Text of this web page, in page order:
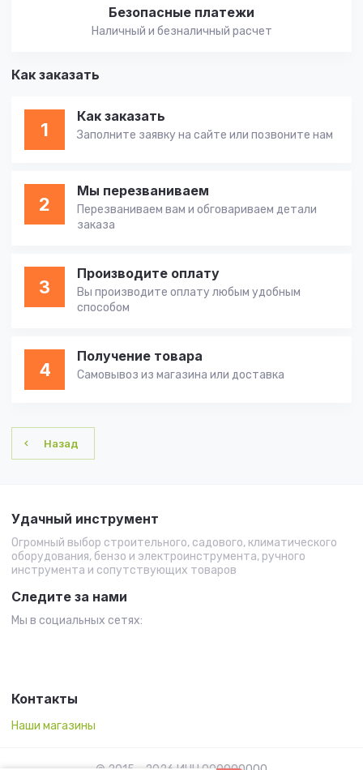
Безопасные платежи
Наличный и безналичный расчет
Как заказать
1
Как заказать
Заполните заявку на сайте или позвоните нам
2
Мы перезваниваем
Перезваниваем вам и обговариваем детали
заказа
3
Производите оплату
Вы производите оплату любым удобным
способом
4
Получение товара
Самовывоз из магазина или доставка
Назад
Удачный инструмент
Огромный выбор строительного, садового, климатического
оборудования, бензо и электроинструмента, ручного
инструмента и сопутствующих товаров
Следите за нами
Мы в социальных сетях:
Контакты
Наши магазины